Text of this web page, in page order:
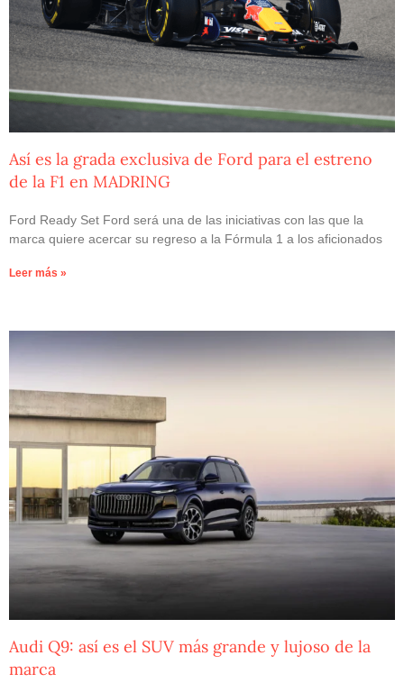
Así es la grada exclusiva de Ford para el estreno
de la F1 en MADRING
Ford Ready Set Ford será una de las iniciativas con las que la
marca quiere acercar su regreso a la Fórmula 1 a los aficionados
Leer más »
Audi Q9: así es el SUV más grande y lujoso de la
marca